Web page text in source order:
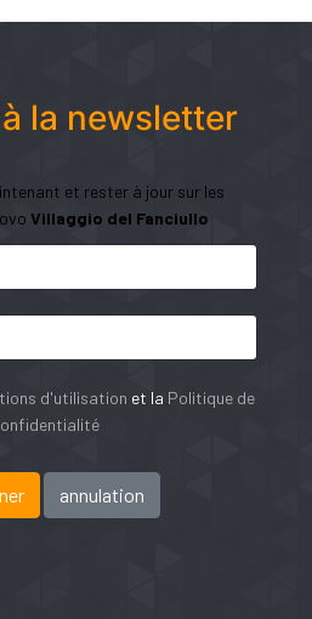
la newsletter
et rester à jour sur les
Villaggio del Fanciullo
d'utilisation et la Politique de